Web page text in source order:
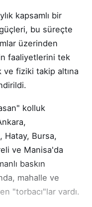
kapsamlı bir
bu süreçte
üzerinden
faaliyetlerini tek
fiziki takip altına
kolluk
Hatay, Bursa,
ve Manisa'da
baskın
mahalle ve
"torbacı"lar vardı.